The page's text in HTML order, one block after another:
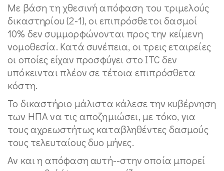
Με βάση τη χθεσινή απόφαση του τριμελούς
δικαστηρίου (2-1), οι επιπρόσθετοι δασμοί
10% δεν συμμορφώνονται προς την κείμενη
νομοθεσία. Κατά συνέπεια, οι τρεις εταιρείες
οι οποίες είχαν προσφύγει στο ITC δεν
υπόκεινται πλέον σε τέτοια επιπρόσθετα
κόστη.
Το δικαστήριο μάλιστα κάλεσε την κυβέρνηση
των ΗΠΑ να τις αποζημιώσει, με τόκο, για
τους αχρεωστήτως καταβληθέντες δασμούς
τους τελευταίους δυο μήνες.
Αν και η απόφαση αυτή--στην οποία μπορεί